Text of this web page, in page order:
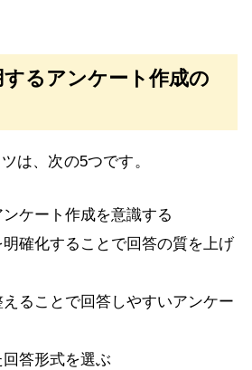
るアンケート作成の
は、次の5つです。
ケート作成を意識する
確化することで回答の質を上げ
ることで回答しやすいアンケー
答形式を選ぶ